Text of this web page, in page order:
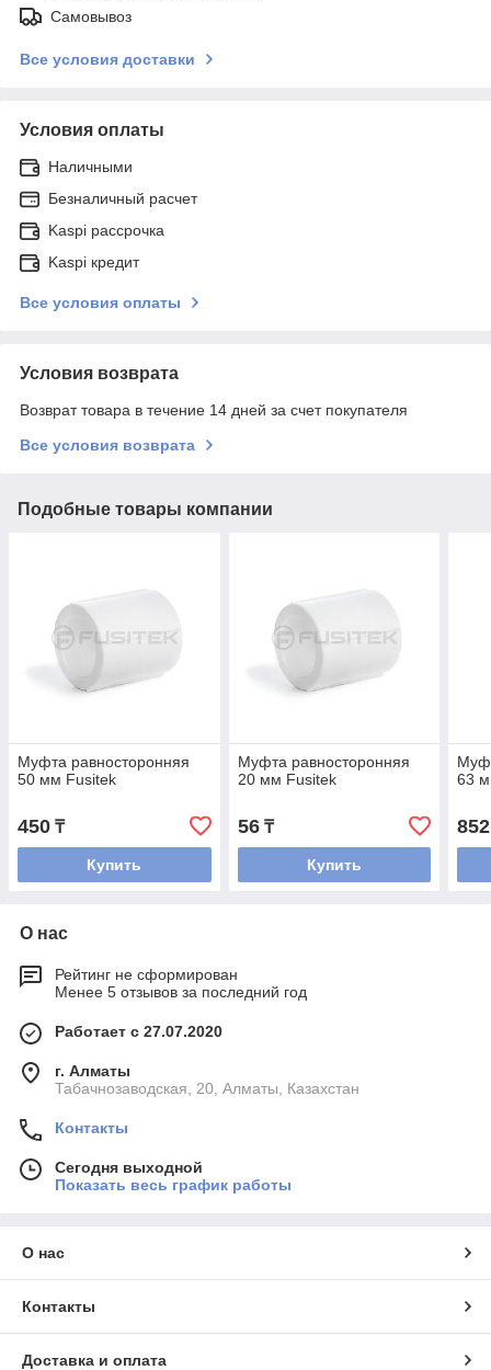
Самовывоз
Все условия доставки
Условия оплаты
Наличными
Безналичный расчет
Kaspi рассрочка
Kaspi кредит
Все условия оплаты
Условия возврата
Возврат товара в течение 14 дней за счет покупателя
Все условия возврата
Подобные товары компании
Муфта равносторонняя
50 мм Fusitek
450 ₸
Купить
Муфта равносторонняя
20 мм Fusitek
56₸
Купить
63
852
О нас
Рейтинг не сформирован
Менее 5 отзывов за последний год
Работает с 27.07.2020
г. Алматы
Табачнозаводская, 20, Алматы, Казахстан
Контакты
Сегодня выходной
Показать весь график работы
О нас
Контакты
Доставка и оплата